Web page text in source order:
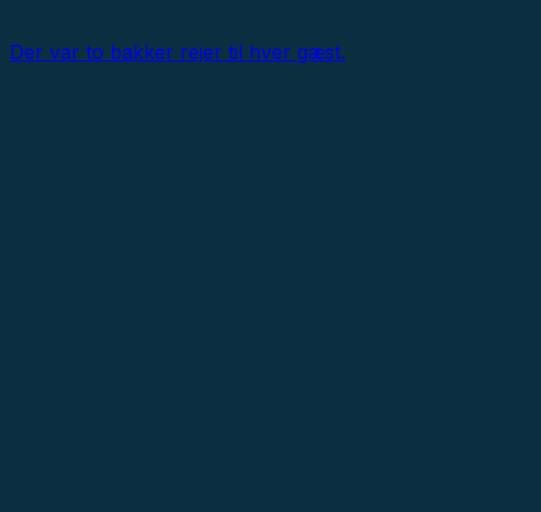
Der var to bakker rejer til hver gæst.